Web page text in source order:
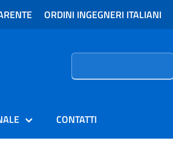
ORDINI INGEGNERI ITALIANI
Ricerca
CONTATTI